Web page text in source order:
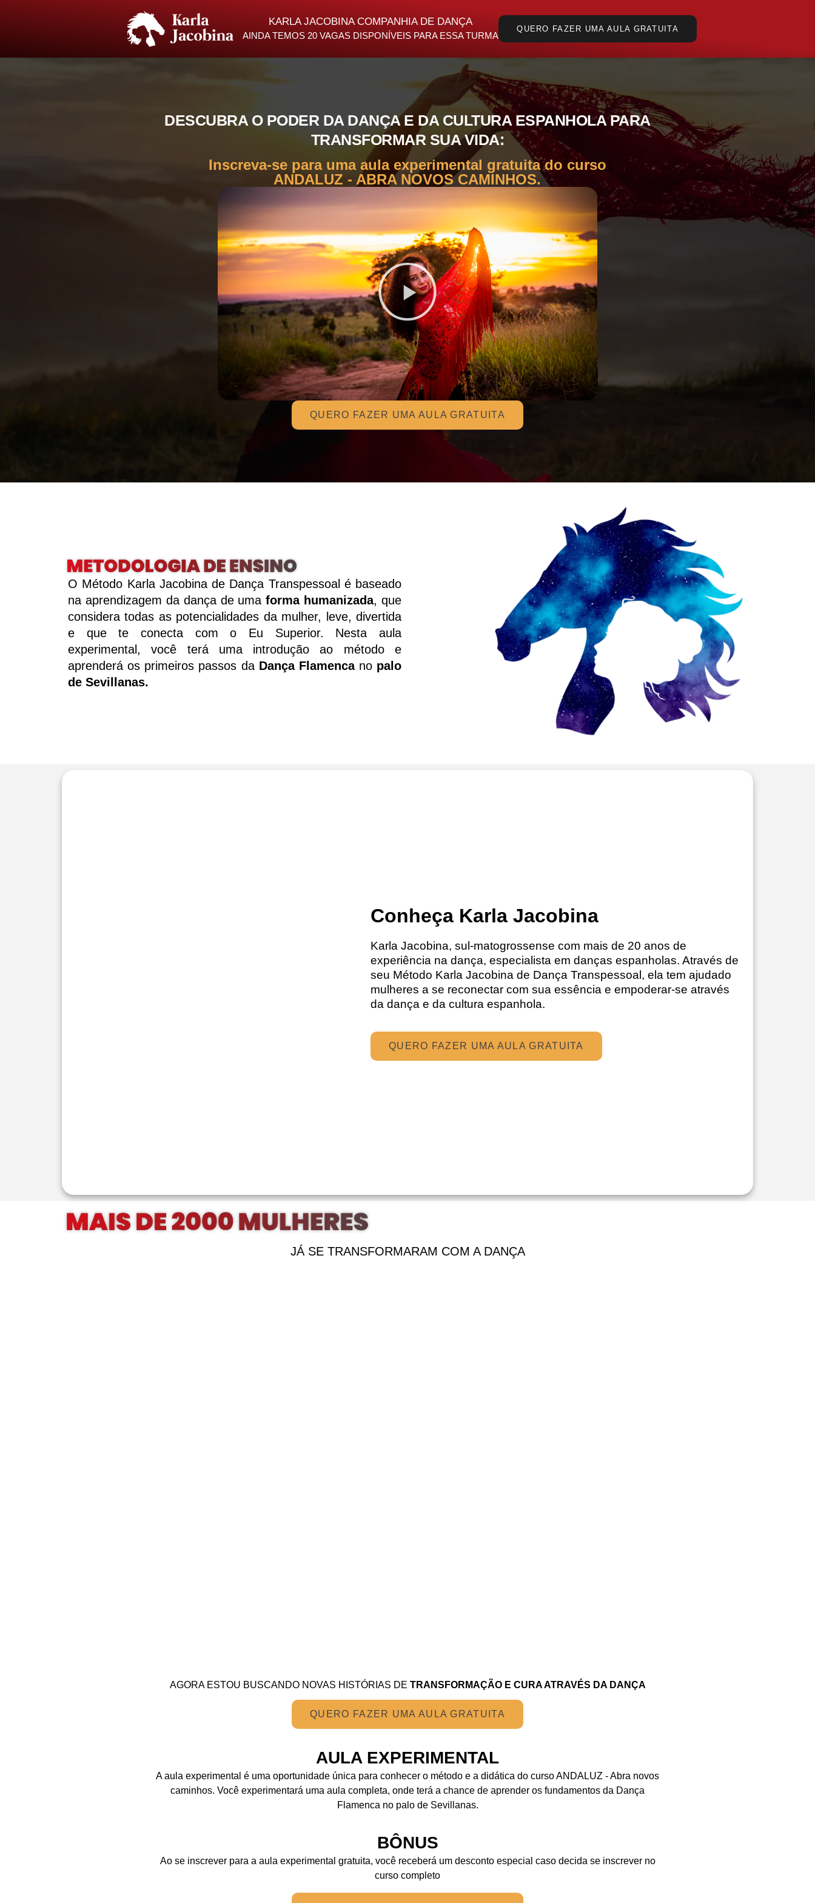
KARLA JACOBINA COMPANHIA DE DANÇA
AINDA TEMOS 20 VAGAS DISPONÍVEIS PARA ESSA TURMA
QUERO FAZER UMA AULA GRATUITA
DESCUBRA O PODER DA DANÇA E DA CULTURA ESPANHOLA PARA
TRANSFORMAR SUA VIDA:
Inscreva-se para uma aula experimental gratuita do curso
ANDALUZ - ABRA NOVOS CAMINHOS.
QUERO FAZER UMA AULA GRATUITA
O Método Karla Jacobina de Dança Transpessoal é baseado
na aprendizagem da dança de umaforma humanizada, que
considera todas as potencialidades da mulher, leve, divertida
e que te conecta com o Eu Superior. Nesta aula
experimental, você terá uma introdução ao método e
aprenderá os primeiros passos da Dança Flamencano palo
de Sevillanas.
Conheça Karla Jacobina
Karla Jacobina, sul-matogrossense com mais de 20 anos de
experiência na dança, especialista em danças espanholas. Através de
seu Método Karla Jacobina de Dança Transpessoal, ela tem ajudado
mulheres a se reconectar com sua essência e empoderar-se através
da dança e da cultura espanhola.
QUERO FAZER UMA AULA GRATUITA
JÁ SE TRANSFORMARAM COM A DANÇA
AGORA ESTOU BUSCANDO NOVAS HISTÓRIAS DE TRANSFORMAÇÃO E CURA ATRAVÉS DA DANÇA
QUERO FAZER UMA AULA GRATUITA
AULA EXPERIMENTAL
A aula experimental é uma oportunidade única para conhecer o método e a didática do curso ANDALUZ - Abra novos
caminhos. Você experimentará uma aula completa, onde terá a chance de aprender os fundamentos da Dança
Flamenca no palo de Sevillanas.
BÔNUS
Ao se inscrever para a aula experimental gratuita, você receberá um desconto especial caso decida se inscrever no
curso completo